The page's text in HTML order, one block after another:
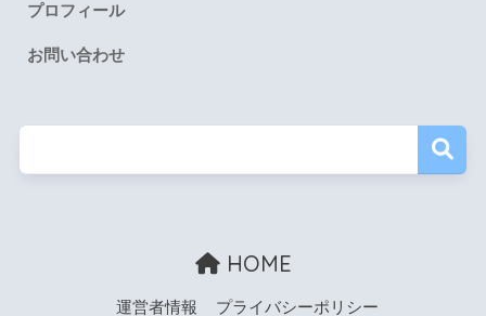
プロフィール
お問い合わせ
HOME
運営者情報 プライバシーポリシー